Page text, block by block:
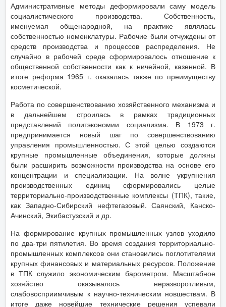
Административные методы деформировали саму модель
социалистического производства. Собственность,
именуемая общенародной, на практике являлась
собственностью номенклатуры. Рабочие были отчуждены от
средств производства и процессов распределения. Не
случайно в рабочей среде сформировалось отношение к
общественной собственности как к ничейной, казенной. В
итоге реформа 1965 г. оказалась также по преимуществу
косметической.
Работа по совершенствованию хозяйственного механизма и
в дальнейшем строилась в рамках традиционных
представлений политэкономии социализма. В 1973 г.
предпринимается новый шаг по совершенствованию
управления промышленностью. С этой целью создаются
крупные промышленные объединения, которые должны
были расширить возможности производства на основе его
концентрации и специализации. На волне укрупнения
производственных единиц сформировались целые
территориально-производственные комплексы (ТПК), такие,
как Западно-Сибирский нефтегазовый. Саянский, Канско-
Ачинский, Экибастузский и др.
На формирование крупных промышленных узлов уходило
по два-три пятилетия. Во время создания территориально-
промышленных комплексов они становились поглотителями
крупных финансовых и материальных ресурсов. Положение
в ТПК служило экономическим барометром. Масштабное
хозяйство оказывалось неразворотливым,
слабовосприимчивым к научно-техническим новшествам. В
итоге даже новейшие технические решения успевали